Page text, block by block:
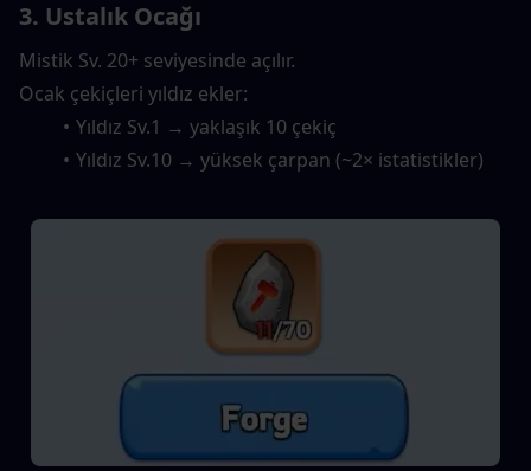
3. Ustalık Ocağı
Mistik Sv. 20+ seviyesinde açılır.
Ocak çekiçleri yıldız ekler:
Yıldız Sv.1 → yaklaşık 10 çekiç
Yıldız Sv.10 → yüksek çarpan (~2× istatistikler)